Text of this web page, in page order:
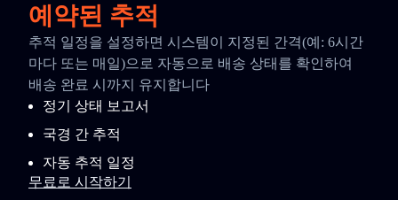
예약된 추적
추적 일정을 설정하면 시스템이 지정된 간격(예: 6시간
마다 또는 매일)으로 자동으로 배송 상태를 확인하여
배송 완료 시까지 유지합니다
정기 상태 보고서
국경 간 추적
자동 추적 일정
무료로 시작하기